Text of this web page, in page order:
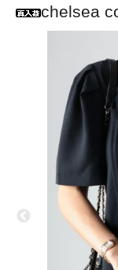
chelsea